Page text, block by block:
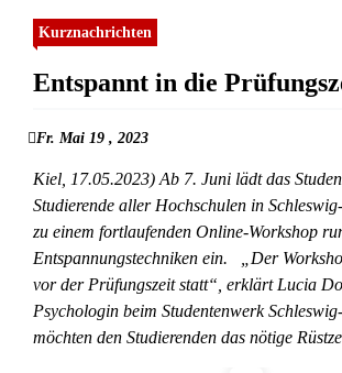
Kurznachrichten
Entspannt in die
Fr. Mai 19 , 2023
Kiel, 17.05.2023) Ab 7. Juni lädt das
Studierende aller Hochschulen in
zu einem fortlaufenden Online-Workshop
Entspannungstechniken ein. „Der
vor der Prüfungszeit statt“, erklärt Lucia
Psychologin beim Studentenwerk
möchten den Studierenden das nötige